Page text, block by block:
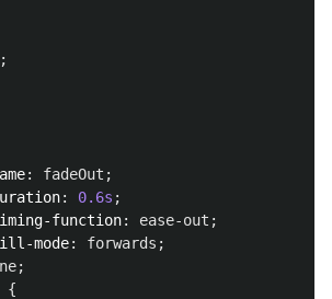
;
: fadeOut ;
: 0.6s ;
function: ease-out ;
mode: forwards ;
;
{